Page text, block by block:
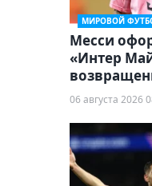
МИРОВОЙ
Месси
«Интер
06 августа 2026